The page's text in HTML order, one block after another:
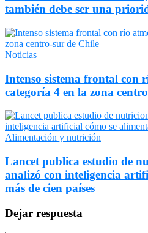
también debe ser una
Noticias
Intenso sistema frontal con
categoría 4 en la zona
Alimentación y nutrición
Lancet publica estudio de
analizó con inteligencia
más de cien países
Dejar respuesta